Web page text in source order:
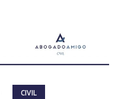
CIVIL